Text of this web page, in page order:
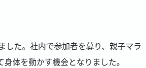
た。社内で参加者を募り、親子マラ
体を動かす機会となりました。